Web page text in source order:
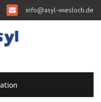
info@asyl-wiesloch.de